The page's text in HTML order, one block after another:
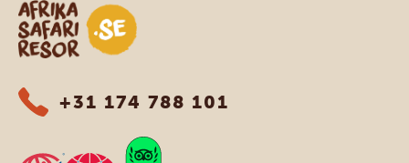
Safari-resor i Afrika
+31 174 788 101